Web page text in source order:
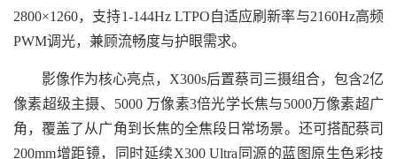
2800×1260，支持1-144Hz LTPO自适应刷新率与2160Hz高频
PWM调光，兼顾流畅度与护眼需求。
影像作为核心亮点，X300s后置蔡司三摄组合，包含2亿
像素超级主摄、5000 万像素3倍光学长焦与5000万像素超广
角，覆盖了从广角到长焦的全焦段日常场景。还可搭配蔡司
200mm增距镜，同时延续X300 Ultra同源的蓝图原生色彩技